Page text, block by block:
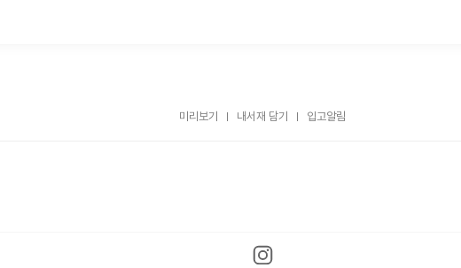
미리보기 내서재 담기 입고알림